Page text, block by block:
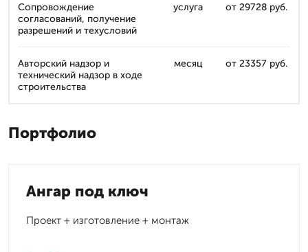
Сопровождение
согласований, получение
разрешений и техусловий
услуга от 29728 руб.
Авторский надзор и
технический надзор в ходе
строительства
месяц от 23357 руб.
Портфолио
Ангар под ключ
Проект + изготовление + монтаж